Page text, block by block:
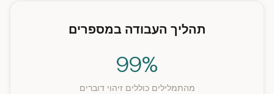
תהליך העבודה במספרים
99%
מהתמלילים כוללים זיהוי דוברים